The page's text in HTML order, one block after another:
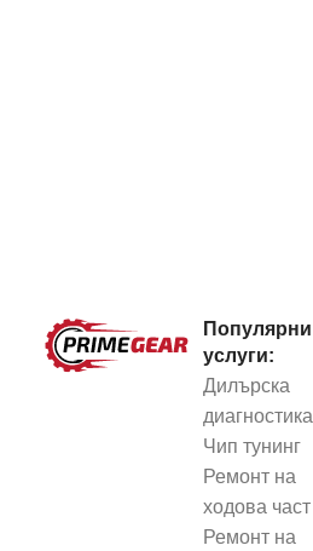
Популярни
услуги:
Дилърска
диагностика
Чип тунинг
Ремонт на
ходова част
Ремонт на